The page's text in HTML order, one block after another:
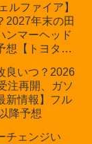
ルファイア】
2027年末の田
ンマーヘッド
想【トヨタ最
から
良いつ？2026
注再開、ガソ
新情報】フル
降予想
チェンジい